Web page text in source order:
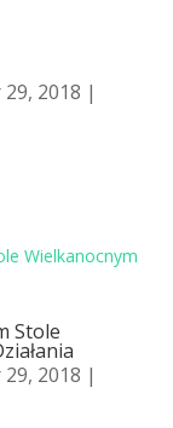
2018 |
Stole
2018 |